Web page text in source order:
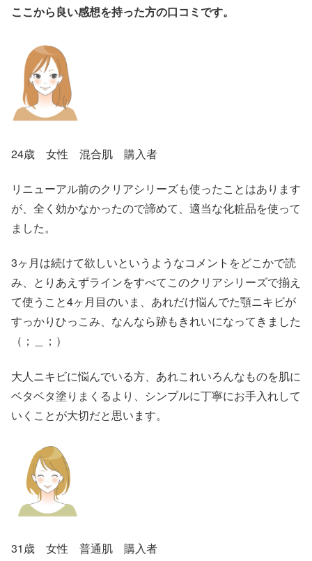
ここから良い感想を持った方の口コミです。
24歳 女性 混合肌 購入者
リニューアル前のクリアシリーズも使ったことはあります
が、全く効かなかったので諦めて、適当な化粧品を使って
ました。
3ヶ月は続けて欲しいというようなコメントをどこかで読
み、とりあえずラインをすべてこのクリアシリーズで揃え
て使うこと4ヶ月目のいま、あれだけ悩んでた顎ニキビが
すっかりひっこみ、なんなら跡もきれいになってきました
（；＿；）
大人ニキビに悩んでいる方、あれこれいろんなものを肌に
ベタベタ塗りまくるより、シンプルに丁寧にお手入れして
いくことが大切だと思います。
31歳 女性 普通肌 購入者